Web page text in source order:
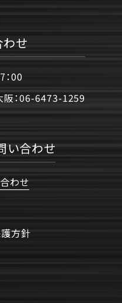
せ
：00
：06-6473-1259
い合わせ
わせ
方針